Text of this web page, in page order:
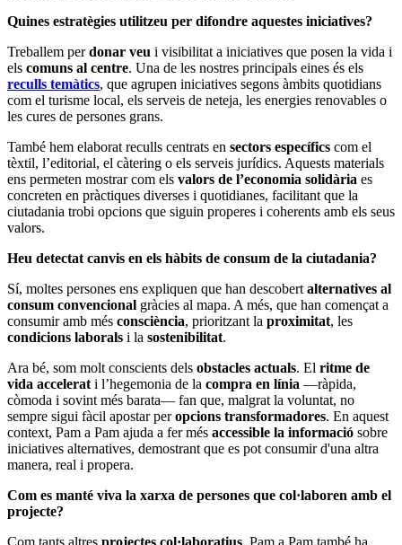
Quines estratègies utilitzeu per difondre aquestes iniciatives?
Treballem perdonar veu i visibilitat a iniciatives que posen la vida i
els comuns al centre. Una de les nostres principals eines és els
reculls temàtics, que agrupen iniciatives segons àmbits quotidians
com el turisme local, els serveis de neteja, les energies renovables o
les cures de persones grans.
També hem elaborat reculls centrats en sectors específics com el
tèxtil, l’editorial, el càtering o els serveis jurídics. Aquests materials
ens permeten mostrar com els valors de l’economia solidària es
concreten en pràctiques diverses i quotidianes, facilitant que la
ciutadania trobi opcions que siguin properes i coherents amb els seus
valors.
Heu detectat canvis en els hàbits de consum de la ciutadania?
Sí, moltes persones ens expliquen que han descobertalternatives al
consum convencional gràcies al mapa. A més, que han començat a
consumir amb més consciència, prioritzant la proximitat, les
condicions laborals i la sostenibilitat.
Ara bé, som molt conscients dels obstacles actuals. El ritme de
vida accelerati l’hegemonia de la compra en línia —ràpida,
còmoda i sovint més barata— fan que, malgrat la voluntat, no
sempre sigui fàcil apostar peropcions transformadores. En aquest
context, Pam a Pam ajuda a fer més accessible la informació sobre
iniciatives alternatives, demostrant que es pot consumir d'una altra
manera, real i propera.
Com es manté viva la xarxa de persones que col·laboren amb el
projecte?